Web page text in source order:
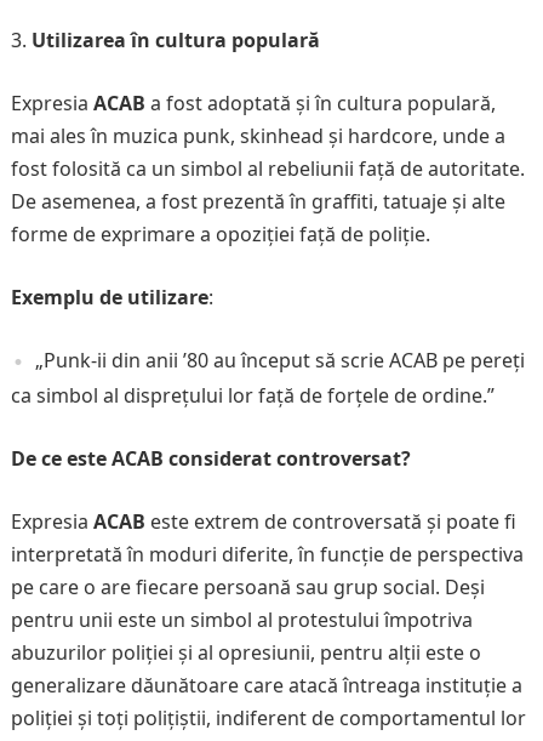
Utilizarea în cultura populară
Expresia ACAB a fost adoptată și în cultura populară,
mai ales în muzica punk, skinhead și hardcore, unde a
fost folosită ca un simbol al rebeliunii față de autoritate.
De asemenea, a fost prezentă în graffiti, tatuaje și alte
forme de exprimare a opoziției față de poliție.
Exemplu de utilizare:
„Punk-ii din anii ’80 au început să scrie ACAB pe pereți
ca simbol al disprețului lor față de forțele de ordine.”
De ce este ACAB considerat controversat?
Expresia ACAB este extrem de controversată și poate fi
interpretată în moduri diferite, în funcție de perspectiva
pe care o are fiecare persoană sau grup social. Deși
pentru unii este un simbol al protestului împotriva
abuzurilor poliției și al opresiunii, pentru alții este o
generalizare dăunătoare care atacă întreaga instituție a
poliției și toți polițiștii, indiferent de comportamentul lor